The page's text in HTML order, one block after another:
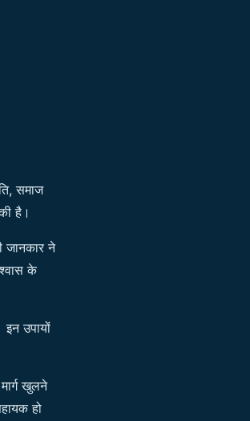
समाज
है।
जानकार ने
के
उपायों
खुलने
हो